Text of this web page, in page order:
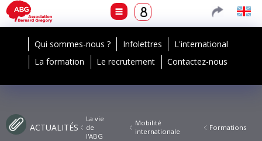
Qui sommes-nous ? Infolettres
L'international
La formation
Le recrutement Contactez-nous
ACTUALITÉS
La vie
de
l'ABG
Mobilité
internationale
Formations